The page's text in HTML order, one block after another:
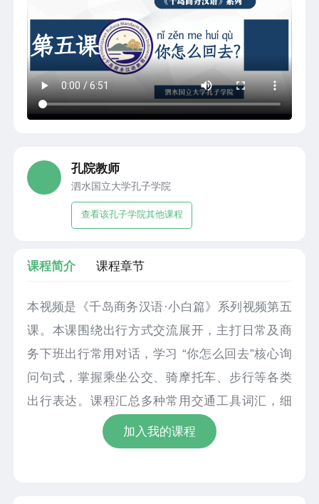
孔院教师
泗水国立大学孔子学院
查看该孔子学院其他课程
课程简介 课程章节
本视频是《千岛商务汉语·小白篇》系列视频第五
课。本课围绕出行方式交流展开，主打日常及商
务下班出行常用对话，学习 “你怎么回去”核心询
问句式，掌握乘坐公交、骑摩托车、步行等各类
出行表达。课程汇总多种常用交通工具词汇，细
致讲解疑问词 “怎么”、句尾语气词 “呢” 以及副词
“就” 的用法，搭配实景人物对话示范与跟读练
加入我的课程